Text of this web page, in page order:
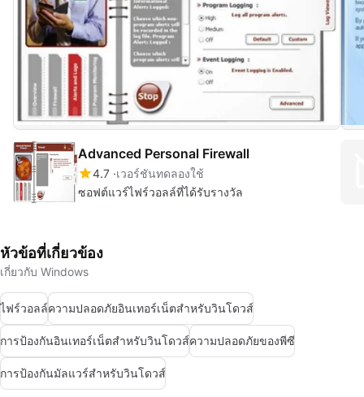
Advanced Personal Firewall
4.7 เวอร์ชันทดลองใช้
ซอฟต์แวร์ไฟร์วอลล์ที่ได้รับรางวัล
หัวข้อที่เกี่ยวข้อง
เกี่ยวกับ Windows
ไฟร์วอลล์ความปลอดภัยอินเทอร์เน็ตสำหรับวินโดวส์
การป้องกันอินเทอร์เน็ตสำหรับวินโดวส์ความปลอดภัยของพีซี
การป้องกันมัลแวร์สำหรับวินโดวส์